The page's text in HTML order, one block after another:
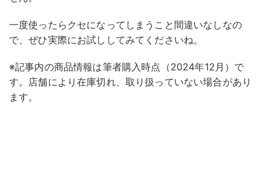
一度使ったらクセになってしまうこと間違いなしなの
で、ぜひ実際にお試ししてみてくださいね。
※記事内の商品情報は筆者購入時点（2024年12月）で
す。店舗により在庫切れ、取り扱っていない場合があり
ます。